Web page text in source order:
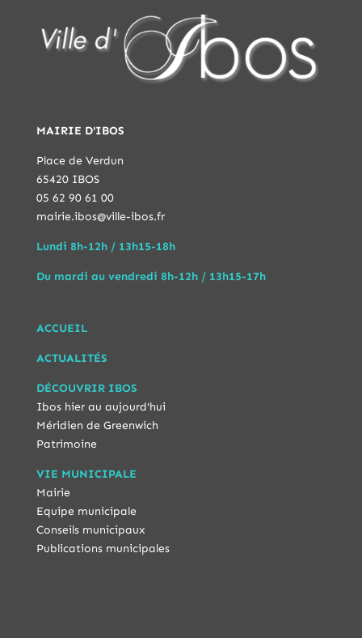
MAIRIE D'IBOS
Place de Verdun
65420 IBOS
05 62 90 61 00
mairie.ibos@ville-ibos.fr
Lundi 8h-12h / 13h15-18h
Du mardi au vendredi 8h-12h / 13h15-17h
ACCUEIL
ACTUALITÉS
DÉCOUVRIR IBOS
Ibos hier au aujourd'hui
Méridien de Greenwich
Patrimoine
VIE MUNICIPALE
Mairie
Equipe municipale
Conseils municipaux
Publications municipales